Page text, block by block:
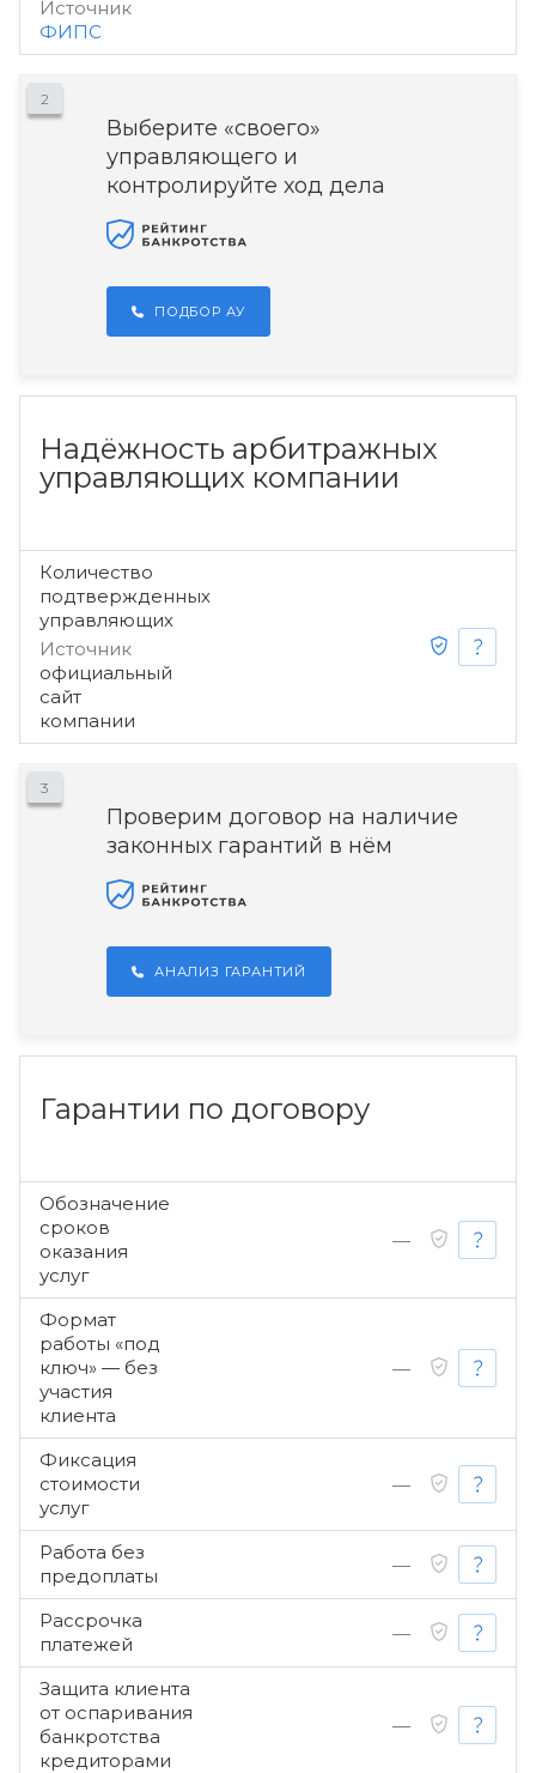
Источник
ФИПС
2
Выберите «своего»
управляющего и
контролируйте ход дела
ПОДБОР АУ
Надёжность арбитражных
управляющих компании
Количество
подтвержденных
управляющих
Источник
официальный
сайт
компании
3
Проверим договор на наличие
законных гарантий в нём
АНАЛИЗ ГАРАНТИЙ
Гарантии по договору
Обозначение
сроков
оказания
услуг
—
Формат
работы «под
ключ» — без
участия
клиента
—
Фиксация
стоимости
услуг
—
Работа без
предоплаты
—
Рассрочка
платежей
—
Защита клиента
от оспаривания
банкротства
кредиторами
—